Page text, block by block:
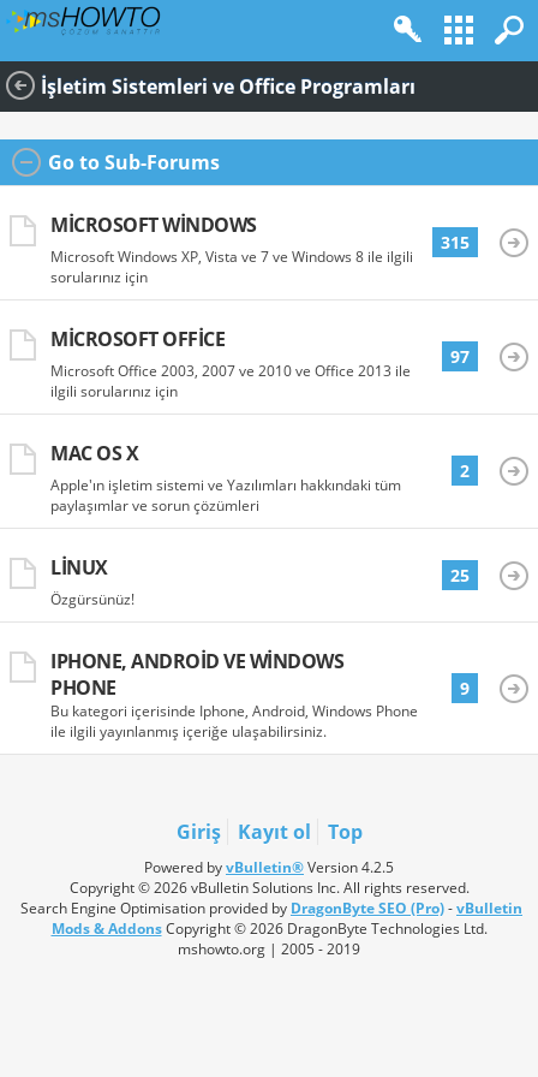
İşletim Sistemleri ve Office Programları
Go to Sub-Forums
MICROSOFT WINDOWS
Microsoft Windows XP, Vista ve 7 ve Windows 8 ile ilgili
sorularınız için
315
MICROSOFT OFFICE
Microsoft Office 2003, 2007 ve 2010 ve Office 2013 ile
ilgili sorularınız için
97
MAC OS X
Apple'ın işletim sistemi ve Yazılımları hakkındaki tüm
paylaşımlar ve sorun çözümleri
2
LINUX
Özgürsünüz!
25
IPHONE, ANDROID VE WINDOWS
PHONE
Bu kategori içerisinde Iphone, Android, Windows Phone
ile ilgili yayınlanmış içeriğe ulaşabilirsiniz.
9
Giriş Kayıt ol Top
Powered byvBulletin®Version 4.2.5
Copyright © 2026 vBulletin Solutions Inc. All rights reserved.
Search Engine Optimisation provided by DragonByte SEO (Pro)-vBulletin
Mods & AddonsCopyright © 2026 DragonByte Technologies Ltd.
mshowto.org | 2005 - 2019